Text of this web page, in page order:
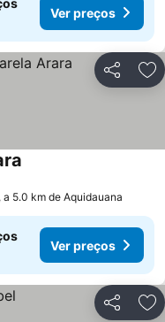
Ver preços
Partilhar
5.0 km de Aquidauana
Ver preços
Partilhar